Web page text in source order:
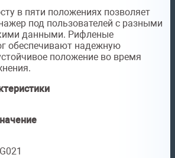
в пяти положениях позволяет
под пользователей с разными
данными. Рифленые
обеспечивают надежную
положение во время